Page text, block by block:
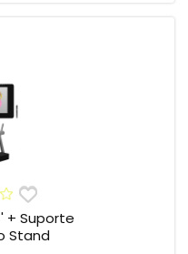
+ Suporte
Stand